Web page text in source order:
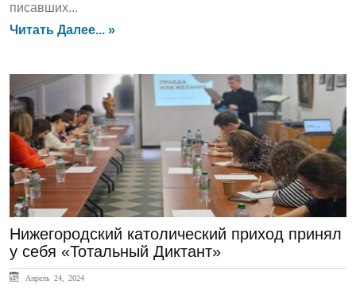
писавших...
Читать Далее... »
ЛЕНТА НОВОСТЕЙ
Нижегородский католический приход принял
у себя «Тотальный Диктант»
Апрель 24, 2024